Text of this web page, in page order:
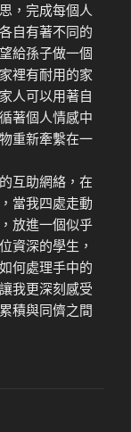
，完成每個人
自有著不同的
給孫子做一個
裡有耐用的家
人可以用著自
著個人情感中
重新牽繫在一
互助網絡，在
當我四處走動
放進一個似乎
資深的學生，
何處理手中的
我更深刻感受
積與同儕之間